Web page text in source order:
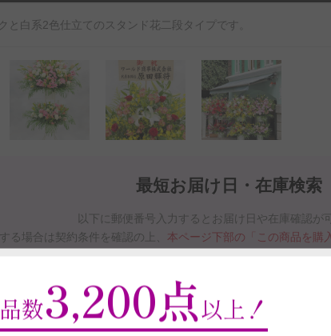
最短お届け日・在庫検索
以下に郵便番号入力するとお届け日や在庫確認が
る場合は契約条件を確認の上、 本ページ下部の「この商品を購
お届け日と在庫検索についての案内
と白系2色仕立てのスタンド花二段タイプです。
数3,200点以上！